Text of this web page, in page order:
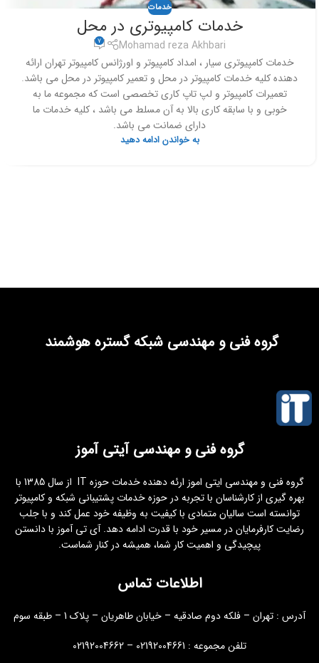
خدمات
خدمات کامپیوتری در محل
Mohamad reza Akhbari
7
خدمات کامپیوتری سیار ، امداد کامپیوتر و اورژانس کامپیوتر تهران ارائه
دهنده کلیه خدمات کامپیوتر در محل و تعمیر کامپیوتر در محل می باشد.
تعمیرات کامپیوتر و لپ تاپ کاری تخصصی است که مجموعه ما به
خوبی و با سابقه کاری بالا به آن مسلط می باشد ، کلیه خدمات ما
دارای ضمانت می باشد.
به خواندن ادامه دهید
گروه فنی و مهندسی شبکه گستره هوشمند
گروه فنی و مهندسی آیتی آموز
گروه فنی و مهندسی ایتی اموز ارئه دهنده خدمات حوزه IT از سال 1385 با
بهره گیری از کارشناسان با تجربه در حوزه خدمات پشتیبانی شبکه و کامپیوتر
توانسته است سالیان متمادی با کیفیت به وظیفه خود عمل کند و با جلب
رضایت کارفرمایان در مسیر خود با قدرت ادامه دهد. آی تی آموز با دانستن
پیچیدگی و اهمیت کار شما، همیشه در کنار شماست.
اطلاعات تماس
آدرس : تهران – فلکه دوم صادقیه – خیابان طاهریان – پلاک 1 – طبقه سوم
تلفن مجموعه : 02192004661 – 02192004662